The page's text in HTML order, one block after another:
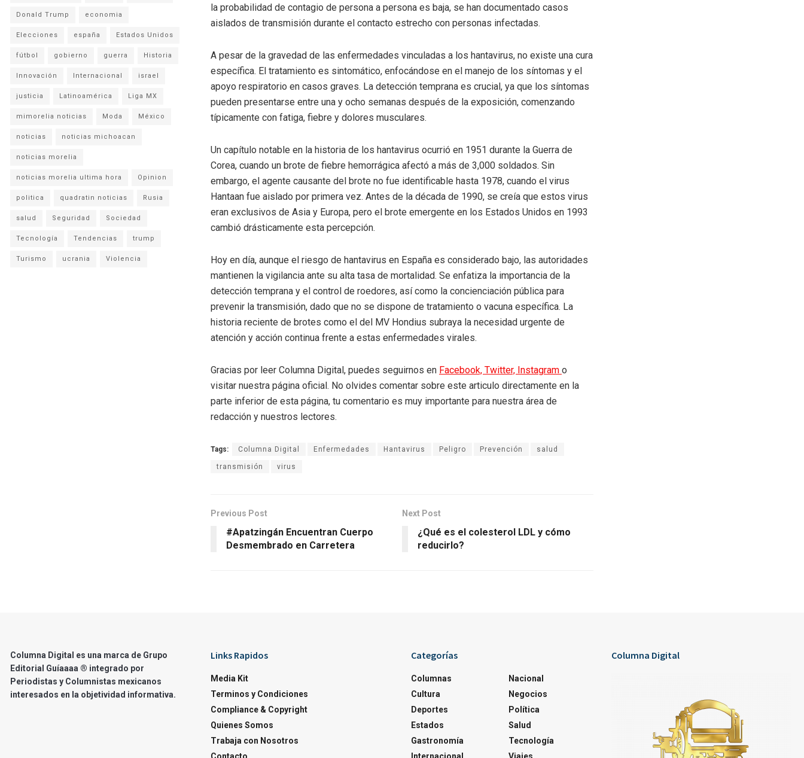
la probabilidad de contagio de persona a persona es baja, se han documentado casos
aislados de transmisión durante el contacto estrecho con personas infectadas.
A pesar de la gravedad de las enfermedades vinculadas a los hantavirus, no existe una cura
específica. El tratamiento es sintomático, enfocándose en el manejo de los síntomas y el
apoyo respiratorio en casos graves. La detección temprana es crucial, ya que los síntomas
pueden presentarse entre una y ocho semanas después de la exposición, comenzando
típicamente con fatiga, fiebre y dolores musculares.
Un capítulo notable en la historia de los hantavirus ocurrió en 1951 durante la Guerra de
Corea, cuando un brote de fiebre hemorrágica afectó a más de 3,000 soldados. Sin
embargo, el agente causante del brote no fue identificable hasta 1978, cuando el virus
Hantaan fue aislado por primera vez. Antes de la década de 1990, se creía que estos virus
eran exclusivos de Asia y Europa, pero el brote emergente en los Estados Unidos en 1993
cambió drásticamente esta percepción.
Hoy en día, aunque el riesgo de hantavirus en España es considerado bajo, las autoridades
mantienen la vigilancia ante su alta tasa de mortalidad. Se enfatiza la importancia de la
detección temprana y el control de roedores, así como la concienciación pública para
prevenir la transmisión, dado que no se dispone de tratamiento o vacuna específica. La
historia reciente de brotes como el del MV Hondius subraya la necesidad urgente de
atención y acción continua frente a estas enfermedades virales.
Gracias por leer Columna Digital, puedes seguirnos en Facebook, Twitter, Instagram o
visitar nuestra página oficial. No olvides comentar sobre este articulo directamente en la
parte inferior de esta página, tu comentario es muy importante para nuestra área de
redacción y nuestros lectores.
Tags: Columna Digital Enfermedades Hantavirus Peligro Prevención salud
transmisión virus
Previous Post
#Apatzingán Encuentran Cuerpo
Desmembrado en Carretera
Next Post
¿Qué es el colesterol LDL y cómo
reducirlo?
Donald Trump economia
Elecciones españa Estados Unidos
fútbol gobierno guerra Historia
Innovación Internacional israel
justicia Latinoamérica Liga MX
mimorelia noticias Moda México
noticias noticias michoacan
noticias morelia
noticias morelia ultima hora Opinion
politica quadratin noticias Rusia
salud Seguridad Sociedad
Tecnología Tendencias trump
Turismo ucrania Violencia
Columna Digital es una marca de Grupo
Editorial Guíaaaa ® integrado por
Periodistas y Columnistas mexicanos
interesados en la objetividad informativa.
Links Rapidos
Media Kit
Terminos y Condiciones
Compliance & Copyright
Quienes Somos
Trabaja con Nosotros
Contacto
Categorías
Columnas
Cultura
Deportes
Estados
Gastronomía
Internacional
Nacional
Negocios
Política
Salud
Tecnología
Viajes
Columna Digital